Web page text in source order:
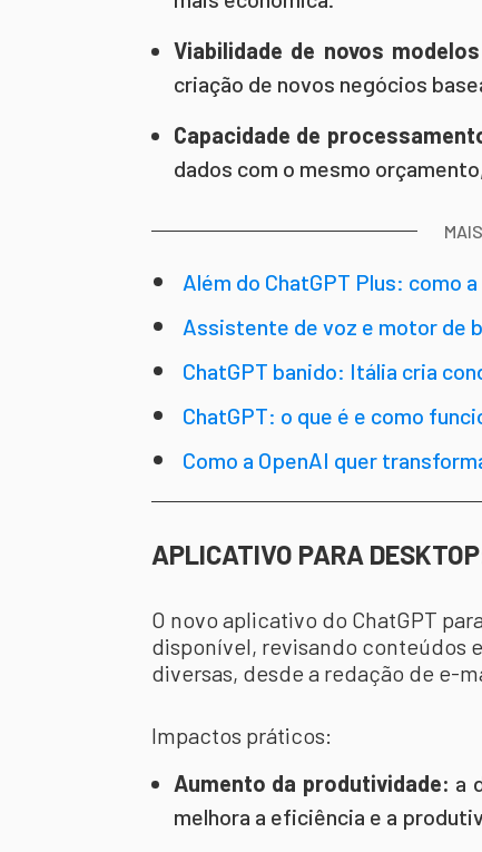
Viabilidade de novos
criação de novos negócios
Capacidade de
dados com o mesmo
Além do ChatGPT Plus: como
Assistente de voz e motor de
ChatGPT banido: Itália cria
ChatGPT: o que é e como
Como a OpenAI quer
APLICATIVO PARA
O novo aplicativo do ChatGPT
disponível, revisando conteúdos
diversas, desde a redação de e-
Impactos práticos:
Aumento da produtividade: a
melhora a eficiência e a